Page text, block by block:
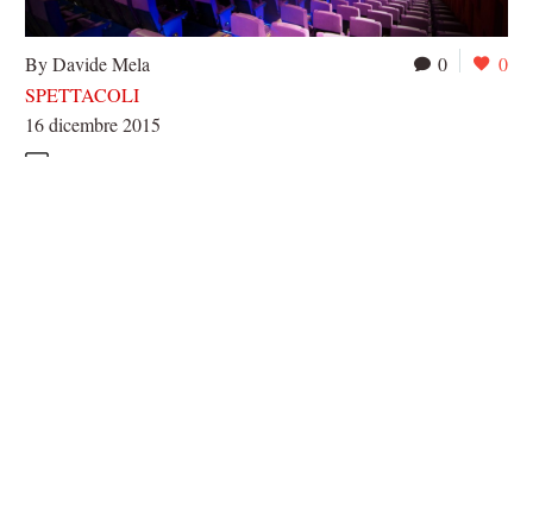
0 0
By Davide Mela
SPETTACOLI
16 dicembre 2015